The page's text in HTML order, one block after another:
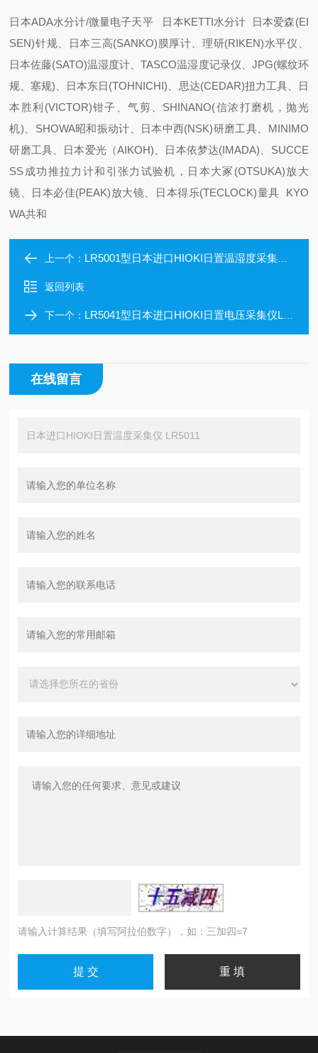
日本ADA水分计/微量电子天平 日本KETTI水分计 日本爱森(EI
SEN)针规、日本三高(SANKO)膜厚计、理研(RIKEN)水平仪、
日本佐藤(SATO)温湿度计、TASCO温湿度记录仪、JPG(螺纹环
规、塞规)、日本东日(TOHNICHI)、思达(CEDAR)扭力工具、日
本胜利(VICTOR)钳子、气剪、SHINANO(信浓打磨机，抛光
机)、SHOWA昭和振动计、日本中西(NSK)研磨工具、MINIMO
研磨工具、日本爱光（AIKOH)、日本依梦达(IMADA)、SUCCE
SS成功推拉力计和引张力试验机，日本大冢(OTSUKA)放大
镜、日本必佳(PEAK)放大镜、日本得乐(TECLOCK)量具 KYO
WA共和
上一个： LR5001型日本进口HIOKI日置温湿度采集仪 LR5001
返回列表
下一个： LR5041型日本进口HIOKI日置电压采集仪LR5041
在线留言
请输入计算结果（填写阿拉伯数字），如：三加四=7